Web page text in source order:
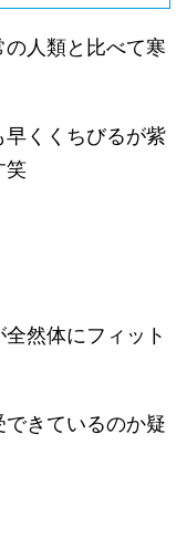
人類と比べて寒
くくちびるが紫
笑
然体にフィット
きているのか疑